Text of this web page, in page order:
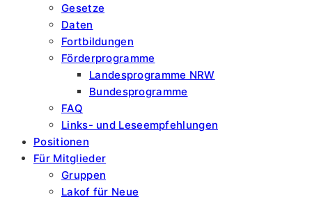
Gesetze
Daten
Fortbildungen
Förderprogramme
Landesprogramme NRW
Bundesprogramme
FAQ
Links- und Leseempfehlungen
Positionen
Für Mitglieder
Gruppen
Lakof für Neue